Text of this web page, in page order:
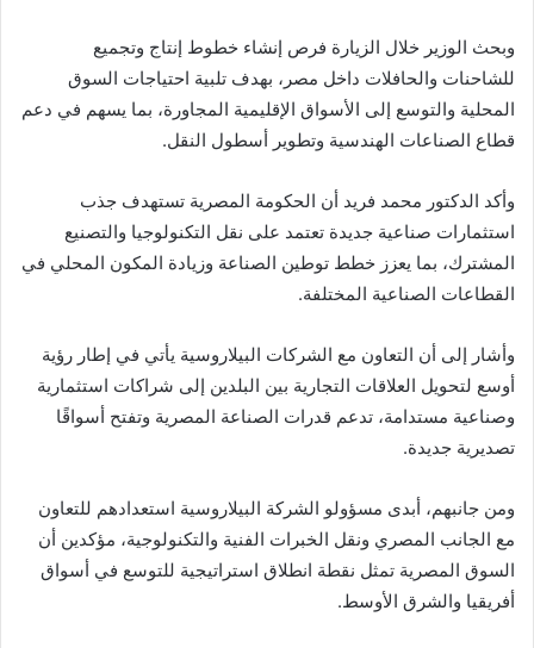
وبحث الوزير خلال الزيارة فرص إنشاء خطوط إنتاج وتجميع
للشاحنات والحافلات داخل مصر، بهدف تلبية احتياجات السوق
المحلية والتوسع إلى الأسواق الإقليمية المجاورة، بما يسهم في دعم
قطاع الصناعات الهندسية وتطوير أسطول النقل.
وأكد الدكتور محمد فريد أن الحكومة المصرية تستهدف جذب
استثمارات صناعية جديدة تعتمد على نقل التكنولوجيا والتصنيع
المشترك، بما يعزز خطط توطين الصناعة وزيادة المكون المحلي في
القطاعات الصناعية المختلفة.
وأشار إلى أن التعاون مع الشركات البيلاروسية يأتي في إطار رؤية
أوسع لتحويل العلاقات التجارية بين البلدين إلى شراكات استثمارية
وصناعية مستدامة، تدعم قدرات الصناعة المصرية وتفتح أسواقًا
تصديرية جديدة.
ومن جانبهم، أبدى مسؤولو الشركة البيلاروسية استعدادهم للتعاون
مع الجانب المصري ونقل الخبرات الفنية والتكنولوجية، مؤكدين أن
السوق المصرية تمثل نقطة انطلاق استراتيجية للتوسع في أسواق
أفريقيا والشرق الأوسط.